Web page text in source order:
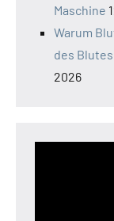
Maschine
Warum
des
2026